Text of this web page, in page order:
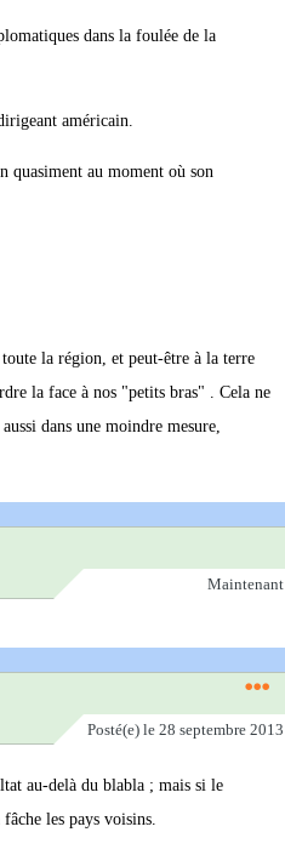
dans la foulée de la
américain.
quasiment au moment où son
la région, et peut-être à la terre
la face à nos "petits bras" . Cela ne
dans une moindre mesure,
Maintenant
Posté(e) le 28 septembre 2013
au-delà du blabla ; mais si le
les pays voisins.